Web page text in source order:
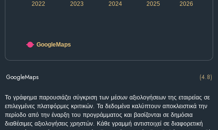
2022 2024 2026
2023 2025
GoogleMaps
GoogleMaps (4.8)
Το γράφημα παρουσιάζει σύγκριση των μέσων αξιολογήσεων της εταιρείας σε
επιλεγμένες πλατφόρμες κριτικών. Τα δεδομένα καλύπτουν αποκλειστικά την
περίοδο από την έναρξη του προγράμματος και βασίζονται σε δημόσια
διαθέσιμες αξιολογήσεις χρηστών. Κάθε γραμμή αντιστοιχεί σε διαφορετική